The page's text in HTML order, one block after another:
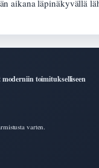
aikana läpinäkyvällä
toimitukselliseen
varten.